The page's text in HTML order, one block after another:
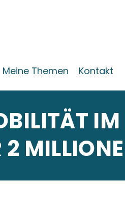
Meine Themen Kontakt
IM